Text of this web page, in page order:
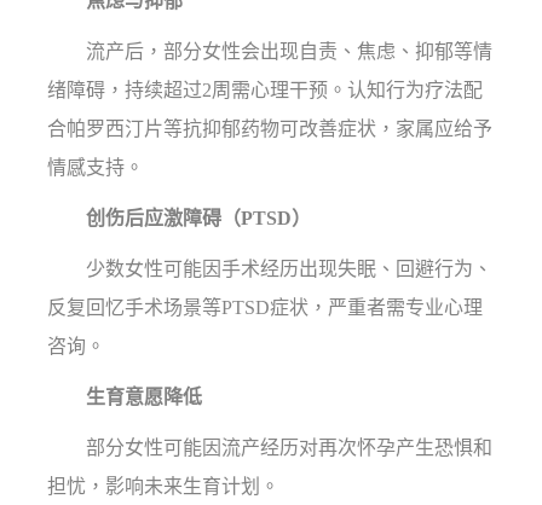
流产后，部分女性会出现自责、焦虑、抑郁等情
绪障碍，持续超过2周需心理干预。认知行为疗法配
合帕罗西汀片等抗抑郁药物可改善症状，家属应给予
情感支持。
创伤后应激障碍（PTSD）
少数女性可能因手术经历出现失眠、回避行为、
反复回忆手术场景等PTSD症状，严重者需专业心理
咨询。
生育意愿降低
部分女性可能因流产经历对再次怀孕产生恐惧和
担忧，影响未来生育计划。